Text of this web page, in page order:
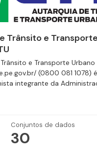
Trânsito e
e Transporte Urbano
(0800 081 1078)
integrante da
Conjuntos de dados
30